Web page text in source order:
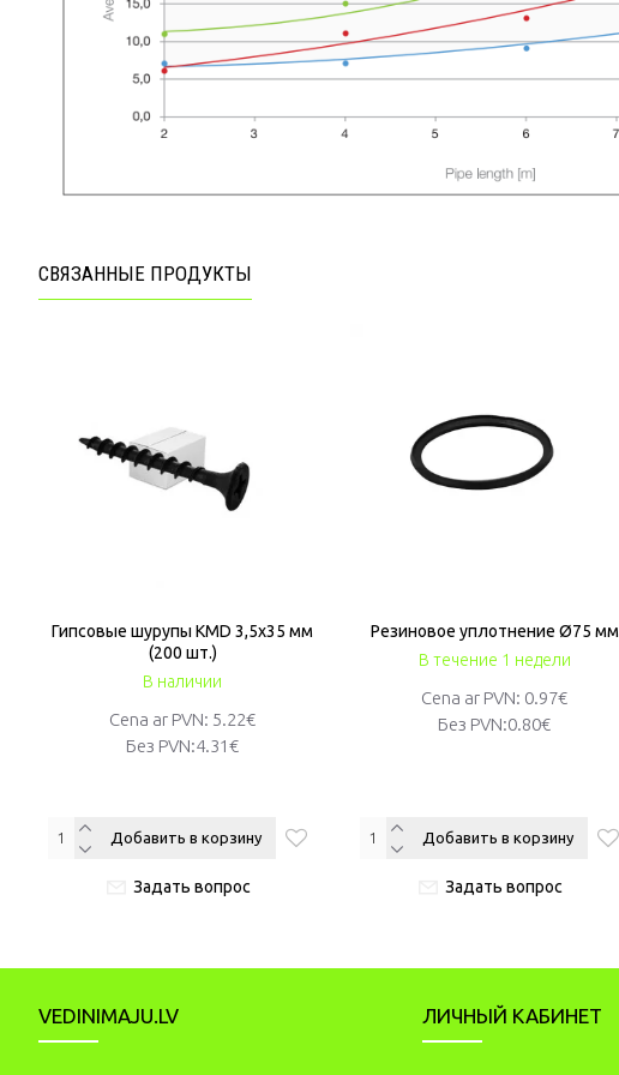
СВЯЗАННЫЕ ПРОДУКТЫ
В наличии
Гипсовые шурупы KMD 3,5x35 мм
(200 шт.)
Cena ar PVN: 5.22€
Без PVN:4.31€
Добавить в корзину
Задать вопрос
В течение 1 недели
Резиновое уплотнение Ø75 мм
Cena ar PVN: 0.97€
Без PVN:0.80€
Добавить в корзину
Задать вопрос
VEDINIMAJU.LV ЛИЧНЫЙ КАБИНЕТ